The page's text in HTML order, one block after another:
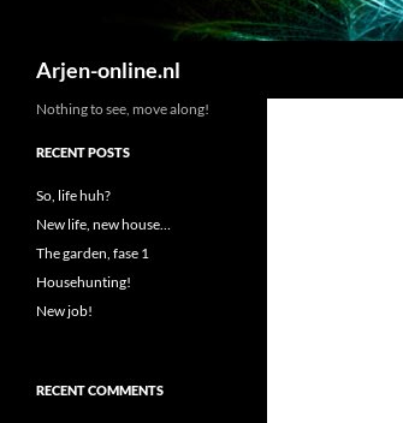
Arjen-online.nl
Nothing to see, move along!
RECENT POSTS
So, life huh?
New life, new house…
The garden, fase 1
Househunting!
New job!
RECENT COMMENTS